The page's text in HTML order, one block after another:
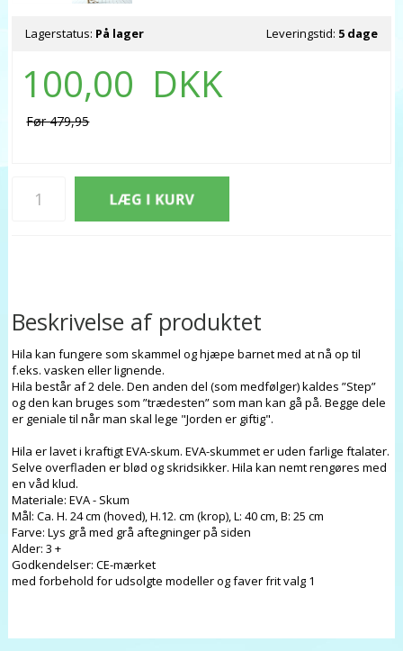
Lagerstatus: På lager Leveringstid: 5 dage
100,00 DKK
Før 479,95
Beskrivelse af produktet
Hila kan fungere som skammel og hjæpe barnet med at nå op til
f.eks. vasken eller lignende.
Hila består af 2 dele. Den anden del (som medfølger) kaldes ”Step”
og den kan bruges som ”trædesten” som man kan gå på. Begge dele
er geniale til når man skal lege "Jorden er giftig".
Hila er lavet i kraftigt EVA-skum. EVA-skummet er uden farlige ftalater.
Selve overfladen er blød og skridsikker. Hila kan nemt rengøres med
en våd klud.
Materiale: EVA - Skum
Mål: Ca. H. 24 cm (hoved), H.12. cm (krop), L: 40 cm, B: 25 cm
Farve: Lys grå med grå aftegninger på siden
Alder: 3 +
Godkendelser: CE-mærket
med forbehold for udsolgte modeller og faver frit valg 1